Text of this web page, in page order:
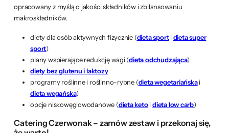
opracowany z myślą o jakości składników i zbilansowaniu
makroskładników.
diety dla osób aktywnych fizycznie (dieta sportidieta super
sport)
plany wspierające redukcję wagi (dieta odchudzająca)
diety bez glutenu i laktozy
programy roślinne i roślinno-rybne (dieta wegetariańskai
dieta wegańska)
opcje niskowęglowodanowe (dieta ketoidieta low carb)
Catering Czerwonak – zamów zestaw i przekonaj się,